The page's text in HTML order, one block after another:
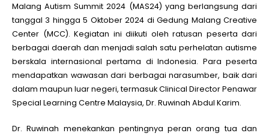
Malang Autism Summit 2024 (MAS24) yang berlangsung dari
tanggal 3 hingga 5 Oktober 2024 di Gedung Malang Creative
Center (MCC). Kegiatan ini diikuti oleh ratusan peserta dari
berbagai daerah dan menjadi salah satu perhelatan autisme
berskala internasional pertama di Indonesia. Para peserta
mendapatkan wawasan dari berbagai narasumber, baik dari
dalam maupun luar negeri, termasuk Clinical Director Penawar
Special Learning Centre Malaysia, Dr. Ruwinah Abdul Karim.
Dr. Ruwinah menekankan pentingnya peran orang tua dan